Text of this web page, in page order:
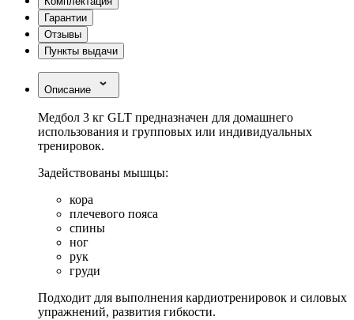
Гарантии
Отзывы
Пункты выдачи
Описание
Медбол 3 кг GLT предназначен для домашнего
использования и групповых или индивидуальных
тренировок.
Задействованы мышцы:
кора
плечевого пояса
спины
ног
рук
груди
Подходит для выполнения кардиотренировок и силовых
упражнений, развития гибкости.